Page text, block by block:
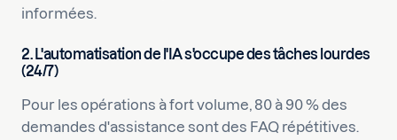
informées.
2. L'automatisation de l'IA s'occupe des tâches lourdes
(24/7)
Pour les opérations à fort volume, 80 à 90 % des
demandes d'assistance sont des FAQ répétitives.